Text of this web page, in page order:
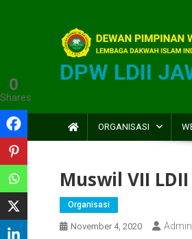
DPW LDII
ORGANISASI
Muswil VII
Organisasi
November 4, 2020 Admin
0
Shares